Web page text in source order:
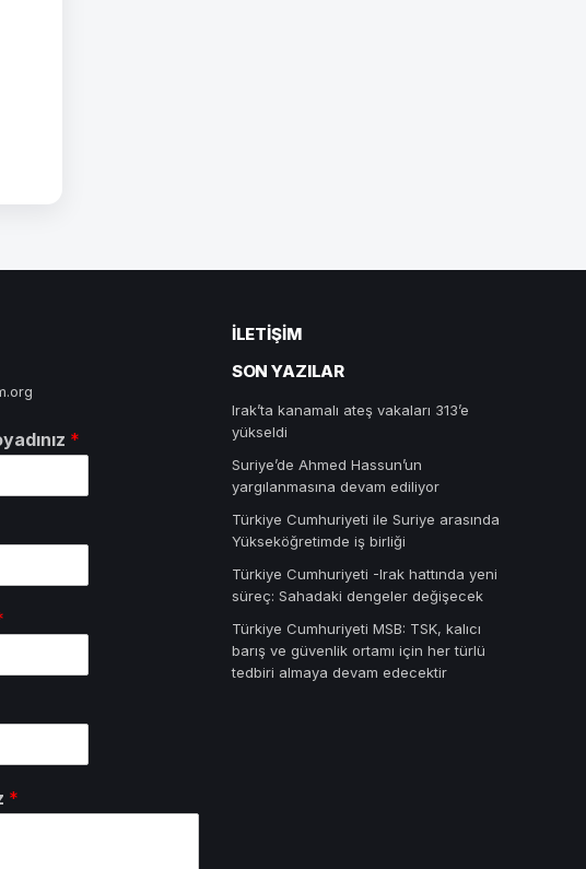
*
*
İLETIŞIM
SON YAZILAR
Irak’ta kanamalı ateş vakaları 313’e
yükseldi
Suriye’de Ahmed Hassun’un
yargılanmasına devam ediliyor
Türkiye Cumhuriyeti ile Suriye arasında
Yükseköğretimde iş birliği
Türkiye Cumhuriyeti -Irak hattında yeni
süreç: Sahadaki dengeler değişecek
Türkiye Cumhuriyeti MSB: TSK, kalıcı
barış ve güvenlik ortamı için her türlü
tedbiri almaya devam edecektir